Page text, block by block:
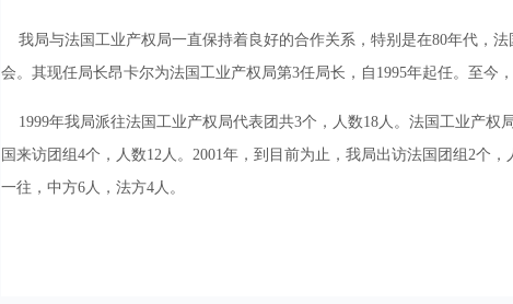
我局与法国工业产权局一直保持着良好的合作关系，特别是在80年代，
会。其现任局长昂卡尔为法国工业产权局第3任局长，自1995年起任。至今
1999年我局派往法国工业产权局代表团共3个，人数18人。法国工业产权
国来访团组4个，人数12人。2001年，到目前为止，我局出访法国团组2个
一往，中方6人，法方4人。